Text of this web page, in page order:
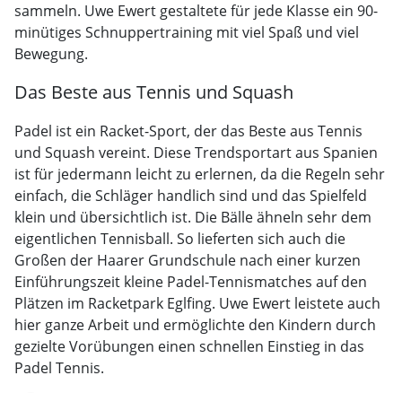
sammeln. Uwe Ewert gestaltete für jede Klasse ein 90-
minütiges Schnuppertraining mit viel Spaß und viel
Bewegung.
Das Beste aus Tennis und Squash
Padel ist ein Racket-Sport, der das Beste aus Tennis
und Squash vereint. Diese Trendsportart aus Spanien
ist für jedermann leicht zu erlernen, da die Regeln sehr
einfach, die Schläger handlich sind und das Spielfeld
klein und übersichtlich ist. Die Bälle ähneln sehr dem
eigentlichen Tennisball. So lieferten sich auch die
Großen der Haarer Grundschule nach einer kurzen
Einführungszeit kleine Padel-Tennismatches auf den
Plätzen im Racketpark Eglfing. Uwe Ewert leistete auch
hier ganze Arbeit und ermöglichte den Kindern durch
gezielte Vorübungen einen schnellen Einstieg in das
Padel Tennis.